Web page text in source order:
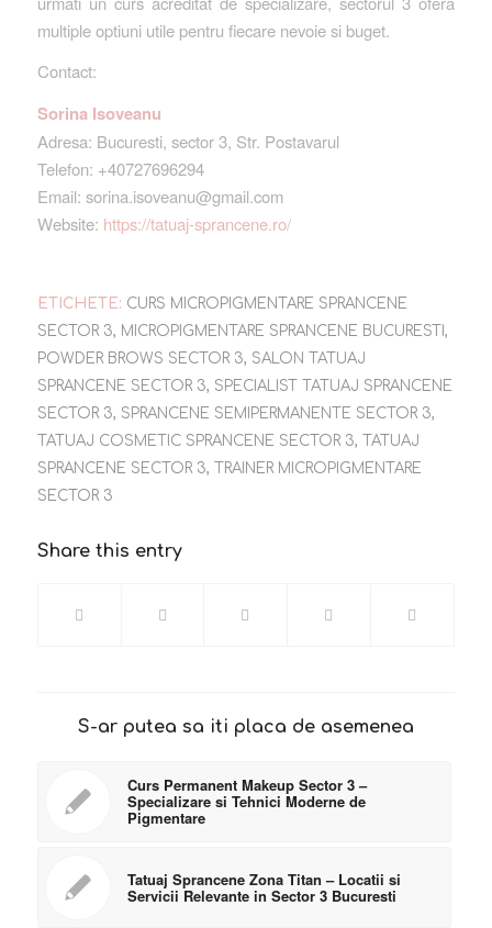
multiple optiuni utile pentru fiecare nevoie si buget.
Contact:
Sorina Isoveanu
Adresa: Bucuresti, sector 3, Str. Postavarul
Telefon: +40727696294
Email: sorina.isoveanu@gmail.com
Website: https://tatuaj-sprancene.ro/
ETICHETE: CURS MICROPIGMENTARE SPRANCENE
SECTOR 3, MICROPIGMENTARE SPRANCENE BUCURESTI ,
POWDER BROWS SECTOR 3, SALON TATUAJ
SPRANCENE SECTOR 3, SPECIALIST TATUAJ SPRANCENE
SECTOR 3, SPRANCENE SEMIPERMANENTE SECTOR 3,
TATUAJ COSMETIC SPRANCENE SECTOR 3,
TATUAJ
SPRANCENE SECTOR 3,
TRAINER MICROPIGMENTARE
SECTOR 3
Share this entry
S-ar putea sa iti placa de asemenea
Curs Permanent Makeup Sector 3 –
Specializare si Tehnici Moderne de
Pigmentare
Tatuaj Sprancene Zona Titan – Locatii si
Servicii Relevante in Sector 3 Bucuresti